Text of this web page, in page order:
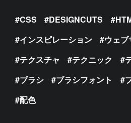
CSS DESIGNCUTS
インスピレーション
ウェブ
テクスチャ
テクニック
ブラシ
ブラシフォント
配色